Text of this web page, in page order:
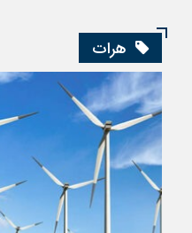
هرات